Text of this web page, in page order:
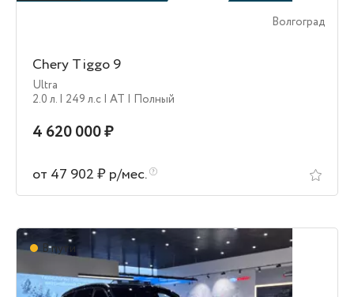
Волгоград
Chery Tiggo 9
Ultra
2.0 л. | 249 л.c | AT | Полный
4 620 000 ₽
от 47 902 ₽ р/мес.
В пути